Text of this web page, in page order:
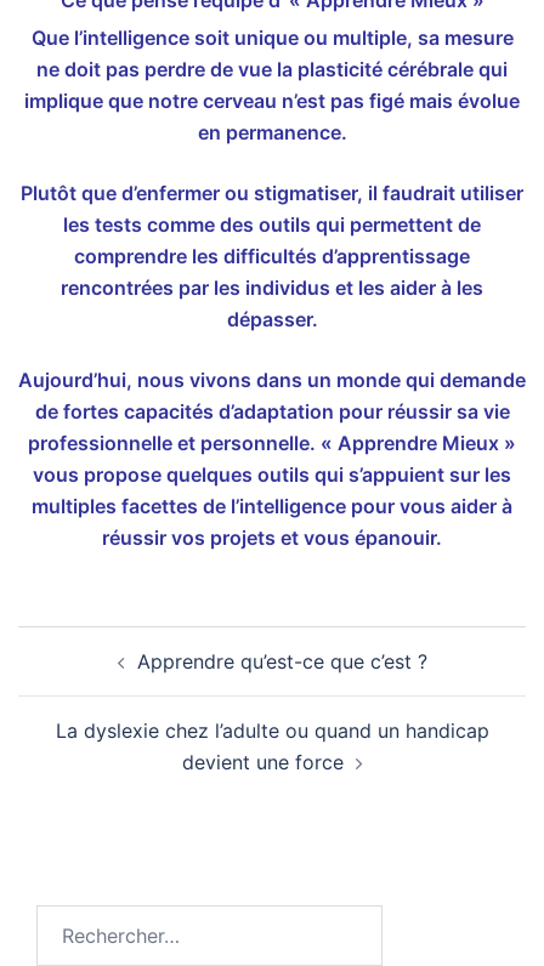
Que l’intelligence soit unique ou multiple, sa mesure
ne doit pas perdre de vue la plasticité cérébrale qui
implique que notre cerveau n’est pas figé mais évolue
en permanence.
Plutôt que d’enfermer ou stigmatiser, il faudrait utiliser
les tests comme des outils qui permettent de
comprendre les difficultés d’apprentissage
rencontrées par les individus et les aider à les
dépasser.
Aujourd’hui, nous vivons dans un monde qui demande
de fortes capacités d’adaptation pour réussir sa vie
professionnelle et personnelle. « Apprendre Mieux »
vous propose quelques outils qui s’appuient sur les
multiples facettes de l’intelligence pour vous aider à
réussir vos projets et vous épanouir.
d’article Apprendre qu’est-ce que c’est ?
La dyslexie chez l’adulte ou quand un handicap
devient une force